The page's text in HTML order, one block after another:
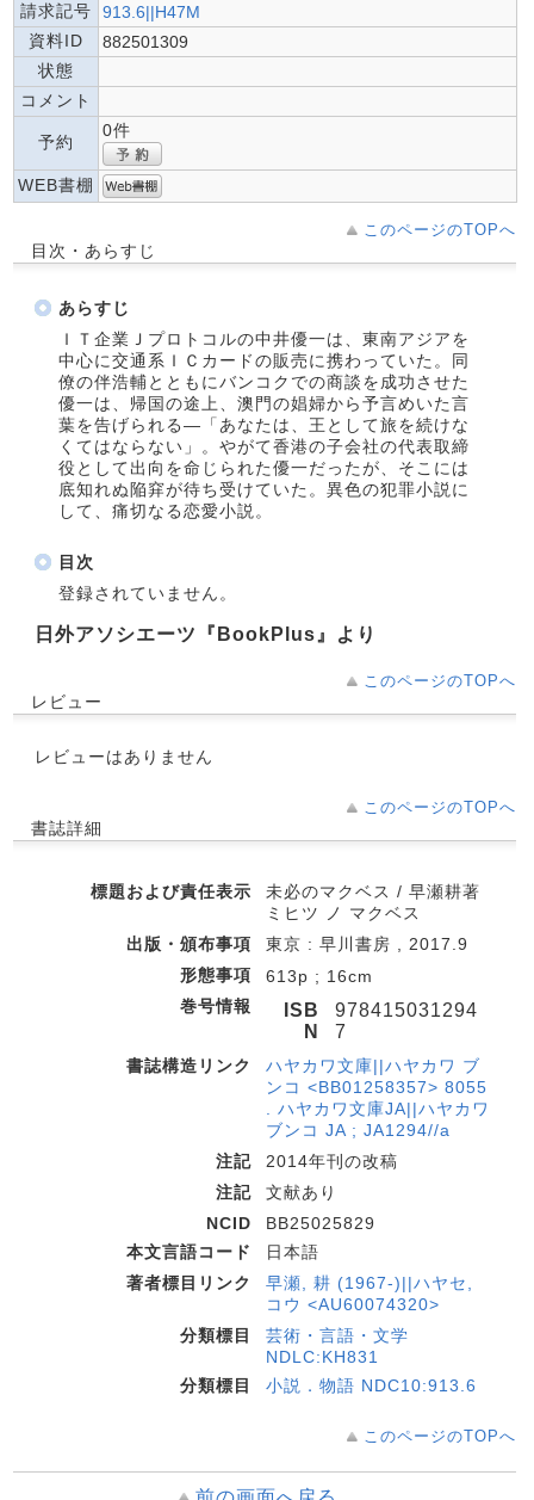
請求記号
913.6||H47M
資料ID
882501309
状態
コメント
予約
0件
WEB書棚
このページのTOPへ
目次・あらすじ
あらすじ
ＩＴ企業Ｊプロトコルの中井優一は、東南アジアを
中心に交通系ＩＣカードの販売に携わっていた。同
僚の伴浩輔とともにバンコクでの商談を成功させた
優一は、帰国の途上、澳門の娼婦から予言めいた言
葉を告げられる―「あなたは、王として旅を続けな
くてはならない」。やがて香港の子会社の代表取締
役として出向を命じられた優一だったが、そこには
底知れぬ陥穽が待ち受けていた。異色の犯罪小説に
して、痛切なる恋愛小説。
目次
登録されていません。
日外アソシエーツ『BookPlus』より
このページのTOPへ
レビュー
レビューはありません
このページのTOPへ
書誌詳細
標題および責任表示
未必のマクベス / 早瀬耕著
ミヒツ ノ マクベス
出版・頒布事項
東京 : 早川書房 , 2017.9
形態事項
613p ; 16cm
巻号情報
ISB
N
978415031294
7
書誌構造リンク
ハヤカワ文庫||ハヤカワ ブ
ンコ <BB01258357> 8055
. ハヤカワ文庫JA||ハヤカワ
ブンコ JA ; JA1294//a
注記
2014年刊の改稿
注記
文献あり
NCID
BB25025829
本文言語コード
日本語
著者標目リンク
早瀬, 耕 (1967-)||ハヤセ,
コウ <AU60074320>
分類標目
芸術・言語・文学
NDLC:KH831
分類標目
小説．物語 NDC10:913.6
このページのTOPへ